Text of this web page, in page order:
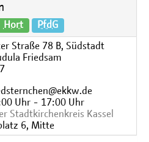
Hort PfdG
Straße 78 B, Südstadt
Friedsam
Uhr - 17:00 Uhr
Stadtkirchenkreis Kassel
6, Mitte